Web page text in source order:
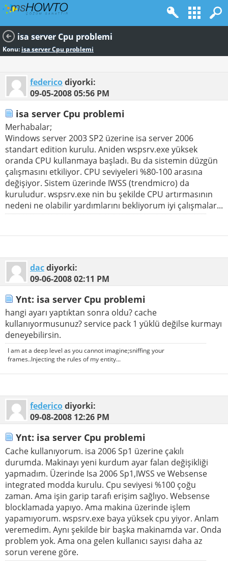
isa server Cpu problemi
Konu: isa server Cpu problemi
federicodiyorki:
09-05-200805:56 PM
isa server Cpu problemi
Merhabalar;
Windows server 2003 SP2 üzerine isa server 2006
standart edition kurulu. Aniden wspsrv.exe yüksek
oranda CPU kullanmaya başladı. Bu da sistemin düzgün
çalışmasını etkiliyor. CPU seviyeleri %80-100 arasına
değişiyor. Sistem üzerinde IWSS (trendmicro) da
kuruludur. wspsrv.exe nin bu şekilde CPU artırmasının
nedeni ne olabilir yardımlarını bekliyorum iyi çalışmalar...
dacdiyorki:
09-06-200802:11 PM
Ynt: isa server Cpu problemi
hangi ayarı yaptıktan sonra oldu? cache
kullanıyormusunuz? service pack 1 yüklü değilse kurmayı
deneyebilirsin.
I am at a deep level as you cannot imagine;sniffing your
frames..Injecting the rules of my entity...
federicodiyorki:
09-08-2008 12:26 PM
Ynt: isa server Cpu problemi
Cache kullanıyorum. isa 2006 Sp1 üzerine çakılı
durumda. Makinayı yeni kurdum ayar falan değişikliği
yapmadım. Üzerinde Isa 2006 Sp1,IWSS ve Websense
integrated modda kurulu. Cpu seviyesi %100 çoğu
zaman. Ama işin garip tarafı erişim sağlıyo. Websense
blocklamada yapıyo. Ama makina üzerinde işlem
yapamıyorum. wspsrv.exe baya yüksek cpu yiyor. Anlam
veremedim. Aynı şekilde bir başka makinamda var. Onda
problem yok. Ama ona gelen kullanıcı sayısı daha az
sorun verene göre.